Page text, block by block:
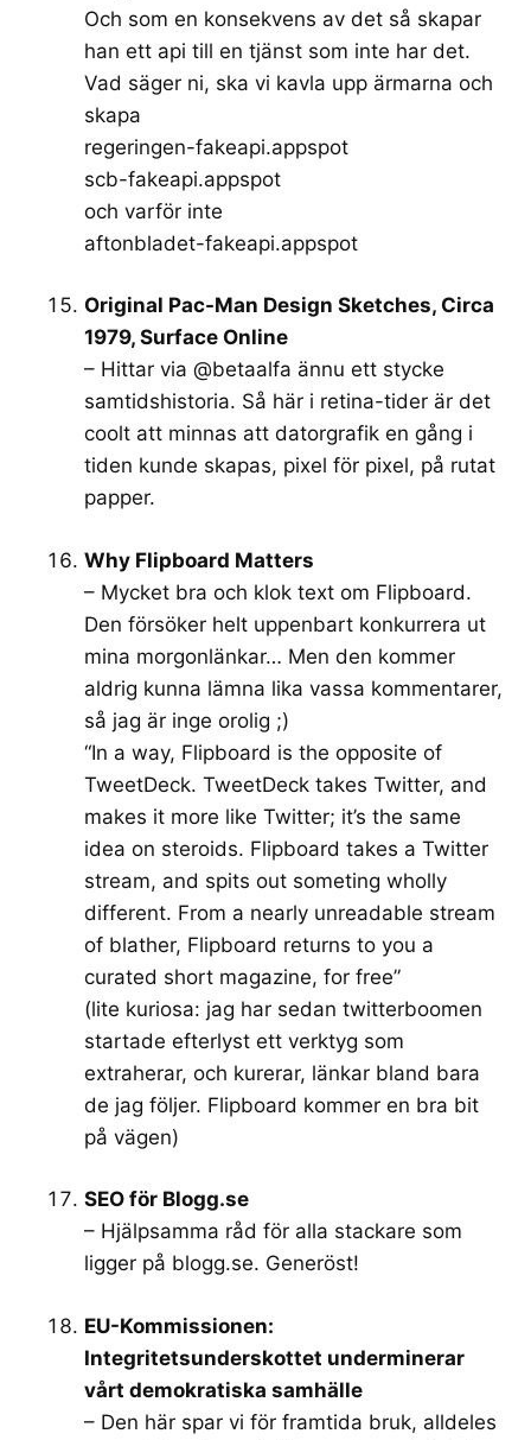
Och som en konsekvens av det så skapar
han ett api till en tjänst som inte har det.
Vad säger ni, ska vi kavla upp ärmarna och
skapa
regeringen-fakeapi.appspot
scb-fakeapi.appspot
och varför inte
aftonbladet-fakeapi.appspot
Original Pac-Man Design Sketches, Circa
1979, Surface Online
– Hittar via @betaalfa ännu ett stycke
samtidshistoria. Så här i retina-tider är det
coolt att minnas att datorgrafik en gång i
tiden kunde skapas, pixel för pixel, på rutat
papper.
Why Flipboard Matters
– Mycket bra och klok text om Flipboard.
Den försöker helt uppenbart konkurrera ut
mina morgonlänkar… Men den kommer
aldrig kunna lämna lika vassa kommentarer,
så jag är inge orolig ;)
“In a way, Flipboard is the opposite of
TweetDeck. TweetDeck takes Twitter, and
makes it more like Twitter; it’s the same
idea on steroids. Flipboard takes a Twitter
stream, and spits out someting wholly
different. From a nearly unreadable stream
of blather, Flipboard returns to you a
curated short magazine, for free”
(lite kuriosa: jag har sedan twitterboomen
startade efterlyst ett verktyg som
extraherar, och kurerar, länkar bland bara
de jag följer. Flipboard kommer en bra bit
på vägen)
SEO för Blogg.se
– Hjälpsamma råd för alla stackare som
ligger på blogg.se. Generöst!
EU-Kommissionen:
Integritetsunderskottet underminerar
vårt demokratiska samhälle
– Den här spar vi för framtida bruk, alldeles